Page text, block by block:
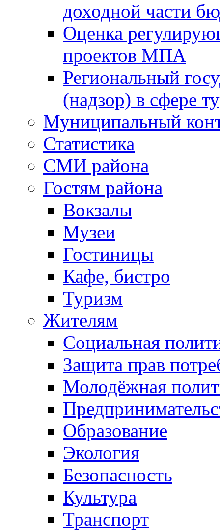
доходной части
Оценка
проектов МПА
Региональный
(надзор) в сфере
Муниципальный
Статистика
СМИ района
Гостям района
Вокзалы
Музеи
Гостиницы
Кафе, бистро
Туризм
Жителям
Социальная
Защита прав
Молодёжная
Образование
Экология
Безопасность
Культура
Транспорт